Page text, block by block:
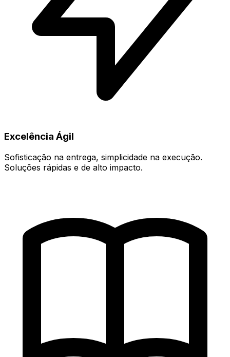
Excelência Ágil
Sofisticação na entrega, simplicidade na execução.
Soluções rápidas e de alto impacto.